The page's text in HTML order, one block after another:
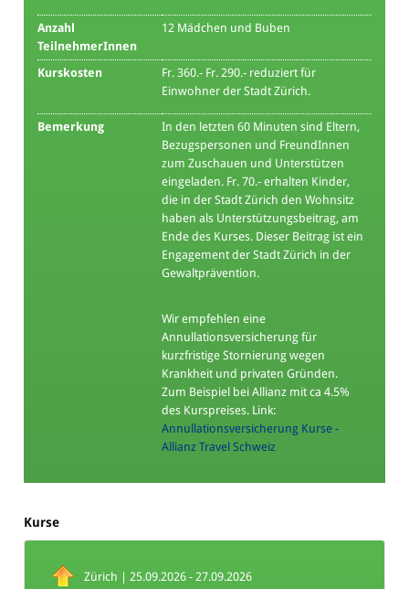
Anzahl
TeilnehmerInnen
12 Mädchen und Buben
Kurskosten
Fr. 360.- Fr. 290.- reduziert für
Einwohner der Stadt Zürich.
Bemerkung
In den letzten 60 Minuten sind Eltern,
Bezugspersonen und FreundInnen
zum Zuschauen und Unterstützen
eingeladen. Fr. 70.- erhalten Kinder,
die in der Stadt Zürich den Wohnsitz
haben als Unterstützungsbeitrag, am
Ende des Kurses. Dieser Beitrag ist ein
Engagement der Stadt Zürich in der
Gewaltprävention.
Wir empfehlen eine
Annullationsversicherung für
kurzfristige Stornierung wegen
Krankheit und privaten Gründen.
Zum Beispiel bei Allianz mit ca 4.5%
des Kurspreises. Link:
Annullationsversicherung Kurse -
Allianz Travel Schweiz
Kurse
Zürich | 25.09.2026 - 27.09.2026